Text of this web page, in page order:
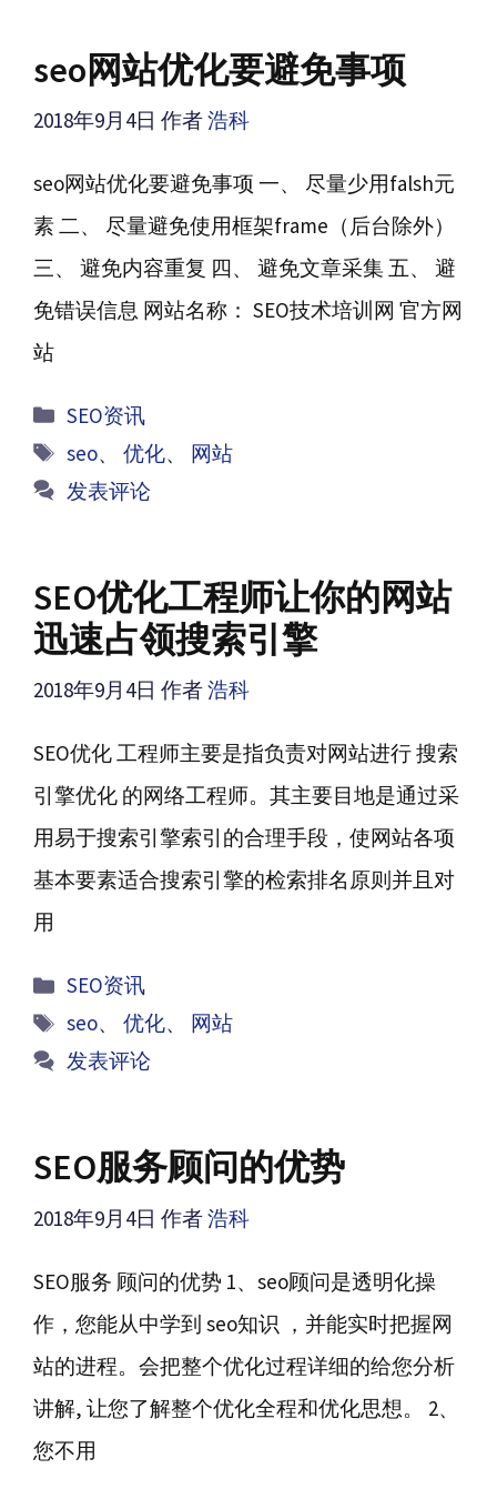
seo网站优化要避免事项
2018年9月4日 作者浩科
seo网站优化要避免事项 一、 尽量少用falsh元
素 二、 尽量避免使用框架frame（后台除外）
三、 避免内容重复 四、 避免文章采集 五、 避
免错误信息 网站名称： SEO技术培训网 官方网
站
分
SEO资讯
标
签
seo、优化、 网站
发表评论
SEO优化工程师让你的网站
迅速占领搜索引擎
2018年9月4日 作者浩科
SEO优化 工程师主要是指负责对网站进行 搜索
引擎优化 的网络工程师。其主要目地是通过采
用易于搜索引擎索引的合理手段，使网站各项
基本要素适合搜索引擎的检索排名原则并且对
用
分
SEO资讯
标
签
seo、优化、 网站
发表评论
SEO服务顾问的优势
2018年9月4日 作者浩科
SEO服务 顾问的优势 1、seo顾问是透明化操
作，您能从中学到 seo知识 ，并能实时把握网
站的进程。会把整个优化过程详细的给您分析
讲解, 让您了解整个优化全程和优化思想。 2、
您不用